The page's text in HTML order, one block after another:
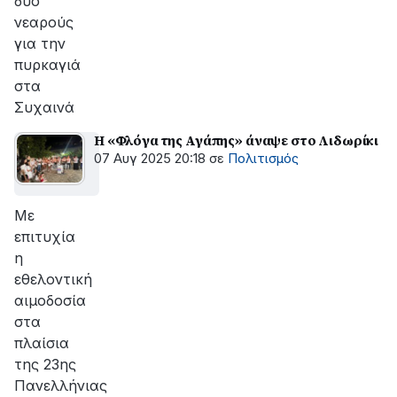
νεαρούς
για την
πυρκαγιά
στα
Συχαινά
Η «Φλόγα της Αγάπης» άναψε στο Λιδωρίκι
07 Αυγ 2025 20:18 σε Πολιτισμός
Με
επιτυχία
η
εθελοντική
αιμοδοσία
στα
πλαίσια
της 23ης
Πανελλήνιας